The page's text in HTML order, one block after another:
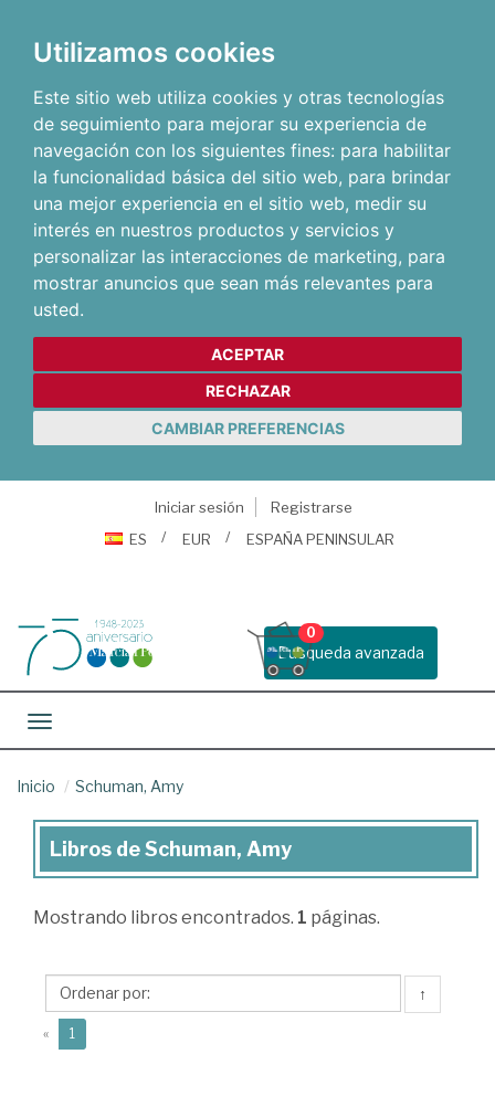
Utilizamos cookies
Este sitio web utiliza cookies y otras tecnologías
de seguimiento para mejorar su experiencia de
navegación con los siguientes fines: para habilitar
la funcionalidad básica del sitio web, para brindar
una mejor experiencia en el sitio web, medir su
interés en nuestros productos y servicios y
personalizar las interacciones de marketing, para
mostrar anuncios que sean más relevantes para
usted.
ACEPTAR
RECHAZAR
CAMBIAR PREFERENCIAS
Iniciar sesión
Registrarse
ES
EUR ESPAÑA PENINSULAR
Busqueda avanzada
0
Toggle navigation
Inicio Schuman, Amy
Libros
Schuman,
Libros de Schuman, Amy
Mostrando libros encontrados. 1 páginas.
↑
« 1